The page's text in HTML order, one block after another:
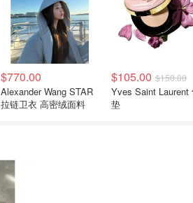
$770.00
Alexander Wang STAR
拉链卫衣 高密绒面料
$105.00 $150.00
Yves Saint Laurent
垫